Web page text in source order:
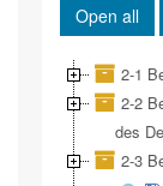
Open all
2-1
2-2
des
2-3